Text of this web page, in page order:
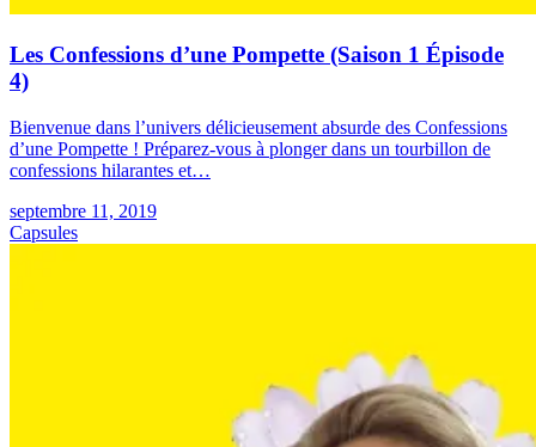
Les Confessions d’une Pompette (Saison 1 Épisode
4)
Bienvenue dans l’univers délicieusement absurde des Confessions
d’une Pompette ! Préparez-vous à plonger dans un tourbillon de
confessions hilarantes et…
septembre 11, 2019
Capsules